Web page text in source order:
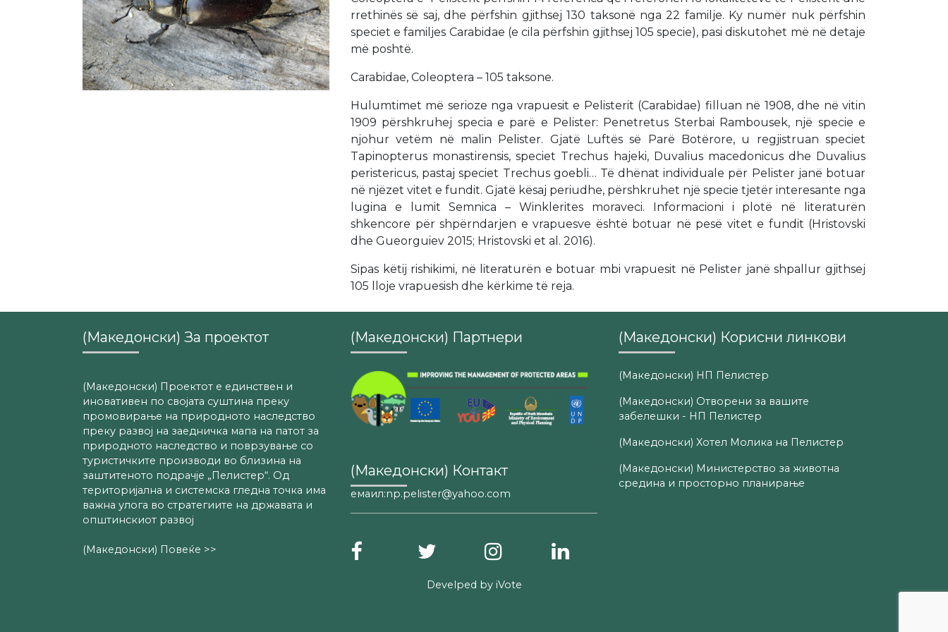
rrethinës së saj, dhe përfshin gjithsej 130 taksonë nga 22 familje. Ky numër nuk përfshin
speciet e familjes Carabidae (e cila përfshin gjithsej 105 specie), pasi diskutohet më në detaje
më poshtë.
Carabidae, Coleoptera – 105 taksone.
Hulumtimet më serioze nga vrapuesit e Pelisterit (Carabidae) filluan në 1908, dhe në vitin
1909 përshkruhej specia e parë e Pelister: Penetretus Sterbai Rambousek, një specie e
njohur vetëm në malin Pelister. Gjatë Luftës së Parë Botërore, u regjistruan speciet
Tapinopterus monastirensis, speciet Trechus hajeki, Duvalius macedonicus dhe Duvalius
peristericus, pastaj speciet Trechus goebli… Të dhënat individuale për Pelister janë botuar
në njëzet vitet e fundit. Gjatë kësaj periudhe, përshkruhet një specie tjetër interesante nga
lugina e lumit Semnica – Winklerites moraveci. Informacioni i plotë në literaturën
shkencore për shpërndarjen e vrapuesve është botuar në pesë vitet e fundit (Hristovski
dhe Gueorguiev 2015; Hristovski et al. 2016).
Sipas këtij rishikimi, në literaturën e botuar mbi vrapuesit në Pelister janë shpallur gjithsej
105 lloje vrapuesish dhe kërkime të reja.
(Македонски) За проектот
(Македонски) Проектот е единствен и
иновативен по својата суштина преку
промовирање на природното наследство
преку развој на заедничка мапа на патот за
природното наследство и поврзување со
туристичките производи во близина на
заштитеното подрачје „Пелистер“. Од
територијална и системска гледна точка има
важна улога во стратегиите на државата и
општинскиот развој
(Македонски) Повеќе >>
(Македонски) Партнери
(Македонски) Контакт
емаил:np.pelister@yahoo.com
Develped byiVote
(Македонски) Корисни линкови
(Македонски) НП Пелистер
(Македонски) Отворени за вашите
забелешки - НП Пелистер
(Македонски) Хотел Молика на Пелистер
(Македонски) Министерство за животна
средина и просторно планирање